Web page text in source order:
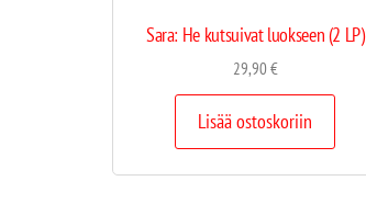
Sara: He kutsuivat luokseen (2 LP)
29,90€
Lisää ostoskoriin